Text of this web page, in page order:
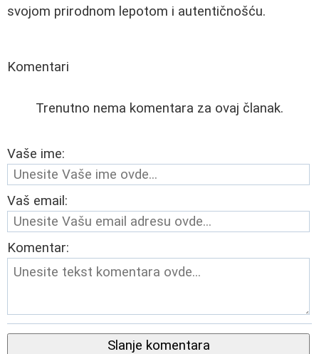
svojom prirodnom lepotom i autentičnošću.
Komentari
Trenutno nema komentara za ovaj članak.
Vaše ime:
Vaš email:
Komentar:
Slanje komentara